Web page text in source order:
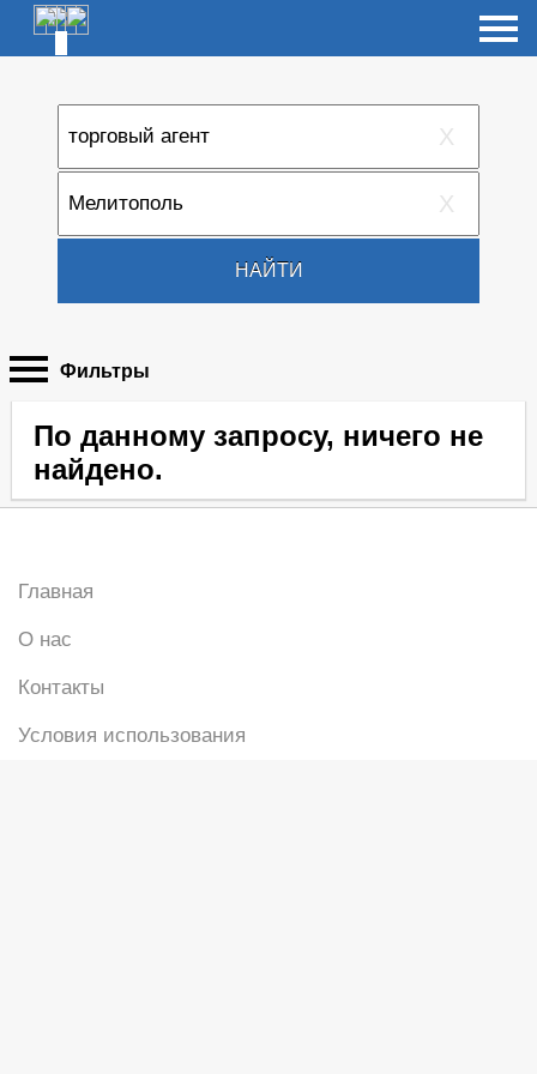
X
X
НАЙТИ
Фильтры
По данному запросу, ничего не
найдено.
Главная
О нас
Контакты
Условия использования